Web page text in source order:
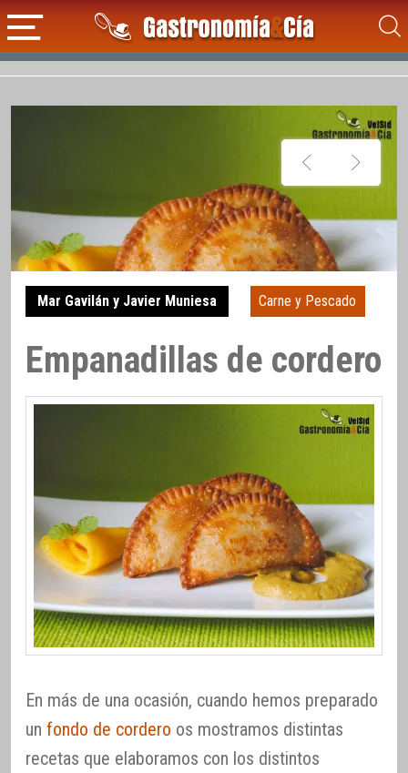
Mar Gavilán y Javier Muniesa Carne y Pescado
Empanadillas de cordero
En más de una ocasión, cuando hemos preparado
un fondo de cordero os mostramos distintas
recetas que elaboramos con los distintos